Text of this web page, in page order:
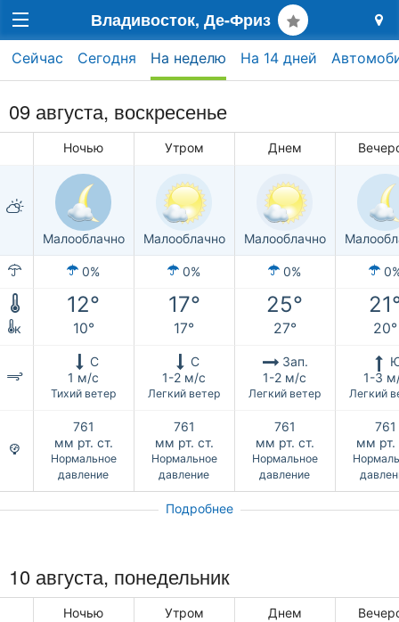
Владивосток, Де-Фриз
Сейчас Сегодня На неделю На 14 дней
09 августа, воскресенье
Ночью Утром Днем
Малооблачно Малооблачно Малооблачно
0% 0% 0%
12° 17° 25°
к 10° 17° 27° 20°
С
1 м/с
Тихий ветер
С
1-2 м/с
Легкий ветер
Зап.
1-2 м/с
Легкий ветер
1-3
Легкий
761
мм рт. ст.
Нормальное
давление
761
мм рт. ст.
Нормальное
давление
761
мм рт. ст.
Нормальное
давление
761
мм рт.
Подробнее
10 августа, понедельник
Ночью Утром Днем